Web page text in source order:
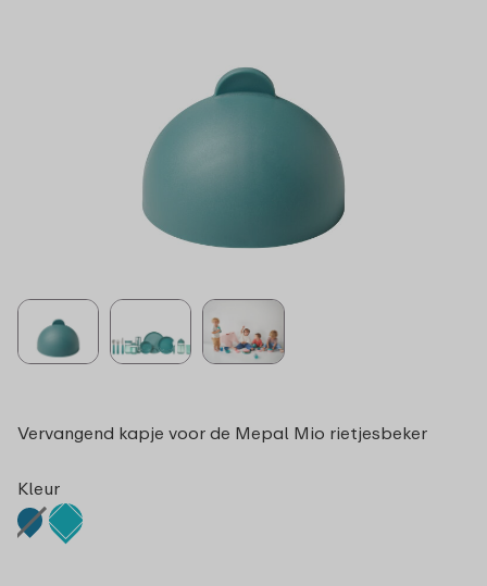
Vervangend kapje voor de Mepal Mio rietjesbeker
Kleur